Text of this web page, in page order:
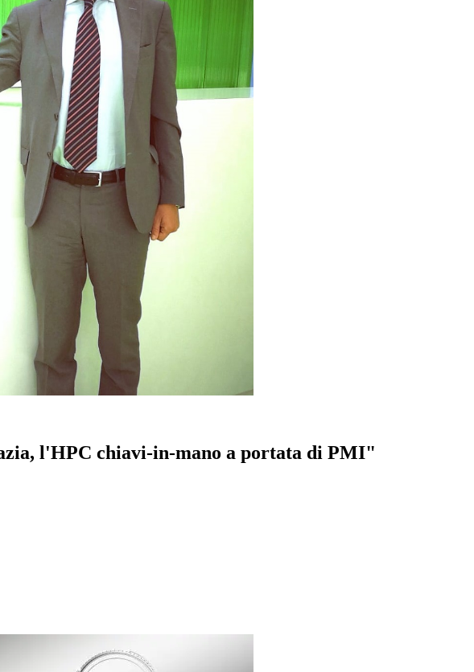
l'HPC chiavi-in-mano a portata di PMI"